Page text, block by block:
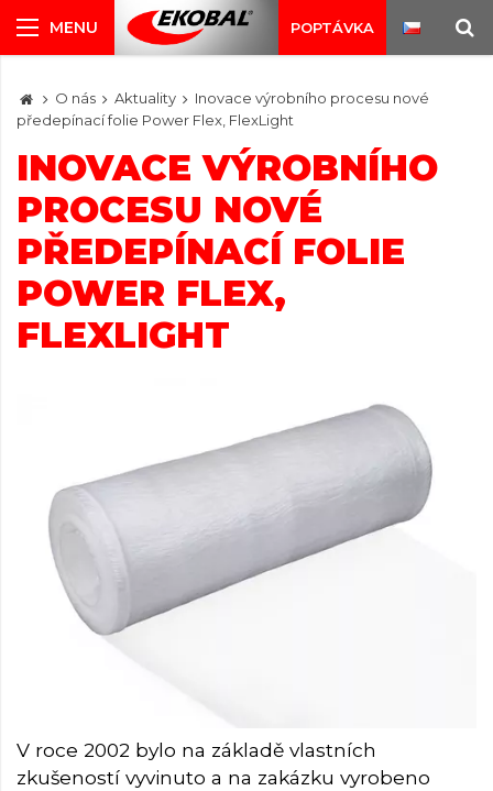
POPTÁVKA
O nás Aktuality
Inovace výrobního procesu nové
předepínací folie Power Flex, FlexLight
INOVACE VÝROBNÍHO
PROCESU NOVÉ
PŘEDEPÍNACÍ FOLIE
POWER FLEX,
FLEXLIGHT
V roce 2002 bylo na základě vlastních
zkušeností vyvinuto a na zakázku vyrobeno